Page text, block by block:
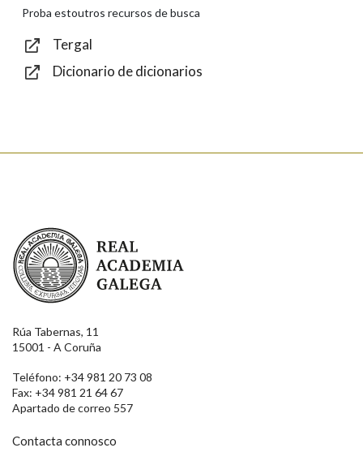
Enviar
Proba estoutros recursos de busca
Tergal
Dicionario de dicionarios
Real Academia Galega
Rúa Tabernas, 11
15001 - A Coruña
Teléfono: +34 981 20 73 08
Fax: +34 981 21 64 67
Apartado de correo 557
Contacta connosco